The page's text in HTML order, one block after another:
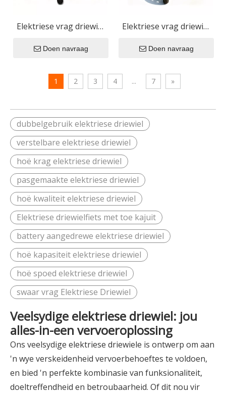
Elektriese vrag driewiel
Doen navraag
Elektriese vrag driewiel
Doen navraag
1 2 3 4 ... 7 »
dubbelgebruik elektriese driewiel
verstelbare elektriese driewiel
hoë krag elektriese driewiel
pasgemaakte elektriese driewiel
hoë kwaliteit elektriese driewiel
Elektriese driewielfiets met toe kajuit
battery aangedrewe elektriese driewiel
hoë kapasiteit elektriese driewiel
hoë spoed elektriese driewiel
swaar vrag Elektriese Driewiel
Veelsydige elektriese driewiel: jou
alles-in-een vervoeroplossing
Ons veelsydige elektriese driewiele is ontwerp om aan
'n wye verskeidenheid vervoerbehoeftes te voldoen,
en bied 'n perfekte kombinasie van funksionaliteit,
doeltreffendheid en betroubaarheid. Of dit nou vir